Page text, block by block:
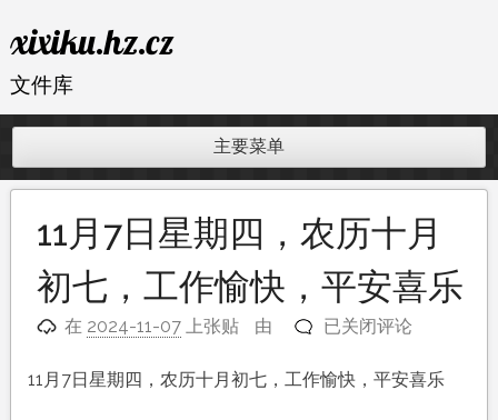
至
内
xixiku.hz.cz
文件库
主要菜单
11月7日星期四，农历十月
初七，工作愉快，平安喜乐
在 2024-11-07 上张贴 由
11
7
已关闭评论
11月7日星期四，农历十月初七，工作愉快，平安喜乐